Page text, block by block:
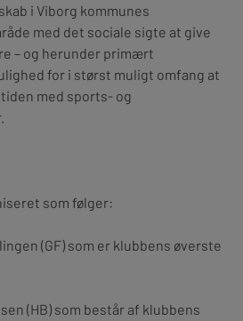
i Viborg kommunes
med det sociale sigte at give
– og herunder primært
for i størst muligt omfang at
med sports- og
som følger:
(GF) som er klubbens øverste
(HB) som består af klubbens